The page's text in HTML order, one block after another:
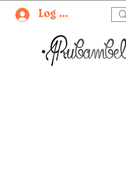
Log In